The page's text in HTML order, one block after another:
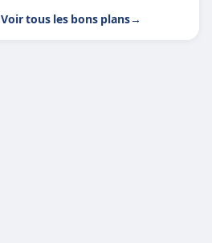
Voir tous les bons plans→